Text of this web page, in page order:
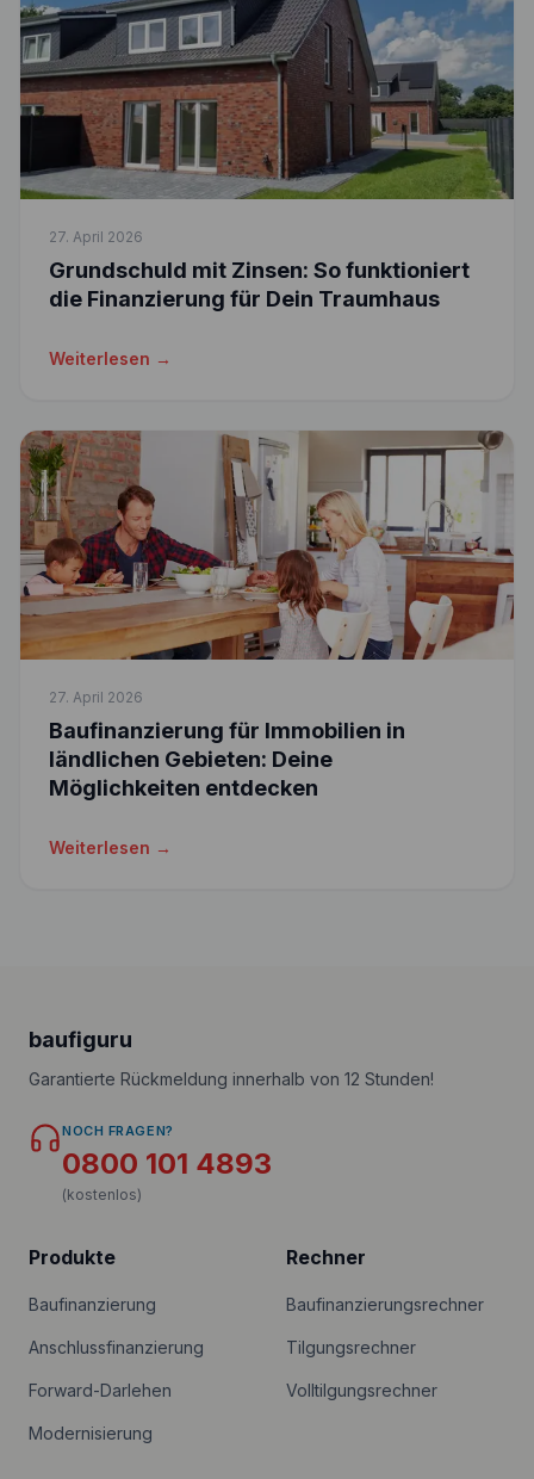
27. April 2026
Grundschuld mit Zinsen: So funktioniert
die Finanzierung für Dein Traumhaus
Weiterlesen →
27. April 2026
Baufinanzierung für Immobilien in
ländlichen Gebieten: Deine
Möglichkeiten entdecken
Weiterlesen →
baufiguru
Garantierte Rückmeldung innerhalb von 12 Stunden!
NOCH FRAGEN?
0800 101 4893
(kostenlos)
Produkte
Baufinanzierung
Anschlussfinanzierung
Forward-Darlehen
Modernisierung
Rechner
Baufinanzierungsrechner
Tilgungsrechner
Volltilgungsrechner